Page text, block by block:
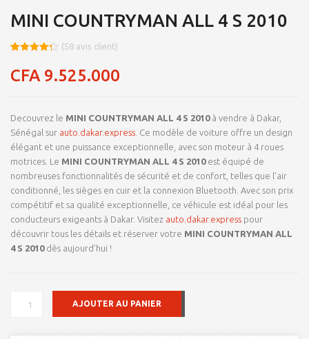
MINI COUNTRYMAN ALL 4 S 2010
sur 5
basé
notations
(58 avis client)
CFA 9.525.000
Decouvrez le MINI COUNTRYMAN ALL 4 S 2010à vendre à Dakar,
Sénégal sur auto.dakar.express . Ce modèle de voiture offre un design
élégant et une puissance exceptionnelle, avec son moteur à 4 roues
motrices. Le MINI COUNTRYMAN ALL 4 S 2010est équipé de
nombreuses fonctionnalités de sécurité et de confort, telles que l’air
conditionné, les sièges en cuir et la connexion Bluetooth. Avec son prix
compétitif et sa qualité exceptionnelle, ce véhicule est idéal pour les
conducteurs exigeants à Dakar. Visitez auto.dakar.express pour
découvrir tous les détails et réserver votre MINI COUNTRYMAN ALL
4 S 2010dès aujourd’hui !
QUANTITÉ
AJOUTER AU PANIER